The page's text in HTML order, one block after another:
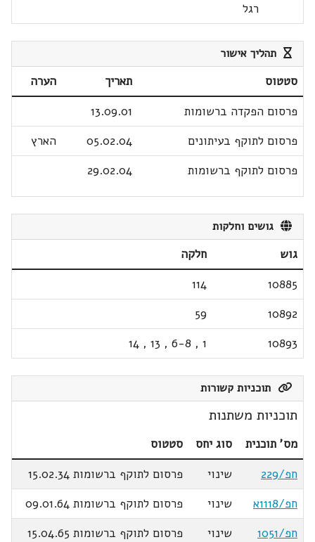
רגל
תהליך אישור
סטטוס תאריך
הערה
פרסום הפקדה ברשומות
13.09.01
פרסום לתוקף בעיתונים
05.02.04
הארץ
פרסום לתוקף ברשומות
29.02.04
גושים וחלקות
גוש
חלקה
10885
114
10892
59
10893
1
,
6-8
,
13
,
14
תוכניות קשורות
תוכניות משתנות
מס' תוכנית סוג יחס
סטטוס
חפ/229
שינוי
פרסום לתוקף ברשומות 15.02.34
חפ/1118א
שינוי
פרסום לתוקף ברשומות 09.01.64
חפ/1051
שינוי
פרסום לתוקף ברשומות 15.04.65